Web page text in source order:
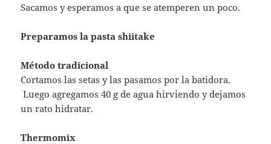
Sacamos y esperamos a que se atemperen un poco.
Preparamos la pasta shiitake
Método tradicional
Cortamos las setas y las pasamos por la batidora.
Luego agregamos 40 g de agua hirviendo y dejamos
un rato hidratar.
Thermomix